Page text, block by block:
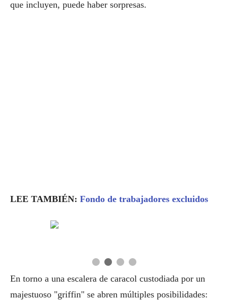
que incluyen, puede haber sorpresas.
LEE TAMBIÉN: Fondo de trabajadores excluidos
En torno a una escalera de caracol custodiada por un
majestuoso "griffin" se abren múltiples posibilidades: